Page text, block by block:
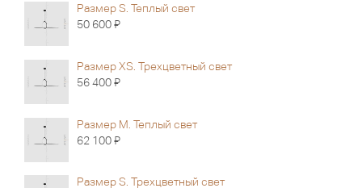
Размер S. Теплый свет
50 600Я
Размер XS. Трехцветный свет
56 400Я
Размер M. Теплый свет
62 100Я
Размер S. Трехцветный свет